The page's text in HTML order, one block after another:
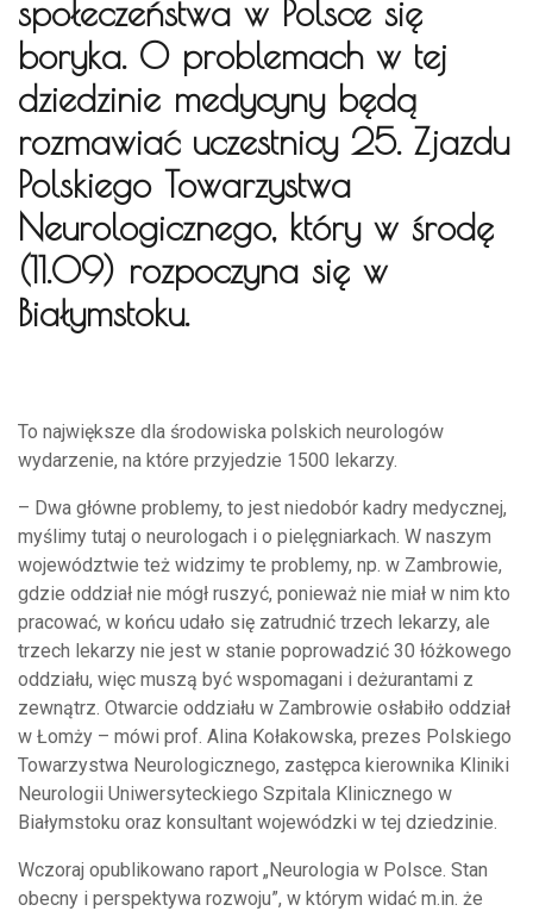
społeczeństwa w Polsce się
boryka. O problemach w tej
dziedzinie medycyny będą
rozmawiać uczestnicy 25. Zjazdu
Polskiego Towarzystwa
Neurologicznego, który w środę
(11.09) rozpoczyna się w
Białymstoku.
To największe dla środowiska polskich neurologów
wydarzenie, na które przyjedzie 1500 lekarzy.
– Dwa główne problemy, to jest niedobór kadry medycznej,
myślimy tutaj o neurologach i o pielęgniarkach. W naszym
województwie też widzimy te problemy, np. w Zambrowie,
gdzie oddział nie mógł ruszyć, ponieważ nie miał w nim kto
pracować, w końcu udało się zatrudnić trzech lekarzy, ale
trzech lekarzy nie jest w stanie poprowadzić 30 łóżkowego
oddziału, więc muszą być wspomagani i deżurantami z
zewnątrz. Otwarcie oddziału w Zambrowie osłabiło oddział
w Łomży – mówi prof. Alina Kołakowska, prezes Polskiego
Towarzystwa Neurologicznego, zastępca kierownika Kliniki
Neurologii Uniwersyteckiego Szpitala Klinicznego w
Białymstoku oraz konsultant wojewódzki w tej dziedzinie.
Wczoraj opublikowano raport „Neurologia w Polsce. Stan
obecny i perspektywa rozwoju”, w którym widać m.in. że